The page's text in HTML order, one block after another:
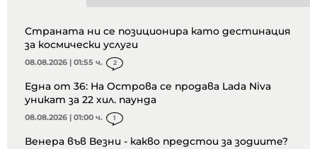
Страната ни се позиционира като дестинация
за космически услуги
08.08.2026 | 01:55 ч. 2
Една от 36: На Острова се продава Lada Niva
уникат за 22 хил. паунда
08.08.2026 | 01:00 ч. 1
Венера във Везни - какво предстои за зодиите?